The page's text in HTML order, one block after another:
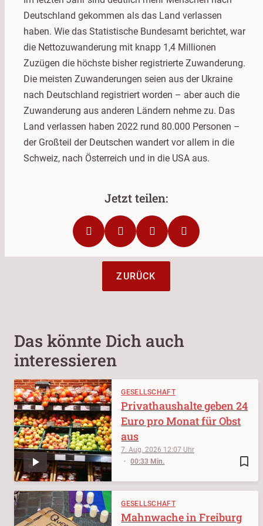
Deutschland gekommen als das Land verlassen
haben. Wie das Statistische Bundesamt berichtet, war
die Nettozuwanderung mit knapp 1,4 Millionen
Zuzügen die höchste bisher registrierte Zuwanderung.
Die meisten Zuwanderungen seien aus der Ukraine
nach Deutschland registriert worden – aber auch die
Zuwanderung aus anderen Ländern nehme zu. Das
Land verlassen haben 2022 rund 80.000 Personen –
der Großteil der Deutschen wandert vor allem in die
Schweiz, nach Österreich und in die USA aus.
ZURÜCK
Das könnte Dich auch
interessieren
GESELLSCHAFT
bookmark_border
7. Aug. 2026 12:07
00:33 Min.
Privathaushalte geben 24
Euro pro Monat für Obst
aus
GESELLSCHAFT
Mahnwache in Freiburg